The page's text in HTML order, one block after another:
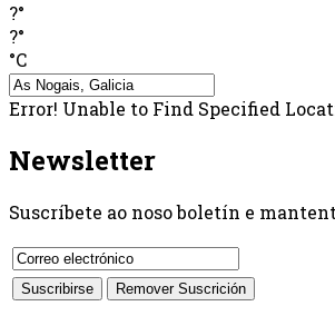
?°
?°
°C
Error! Unable to Find Specified
Newsletter
Suscríbete ao noso boletín e